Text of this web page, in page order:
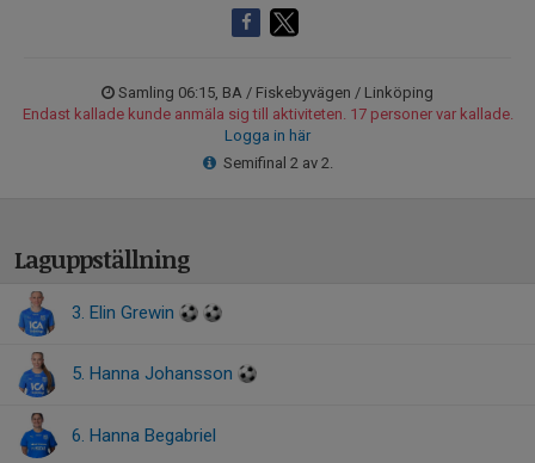
Samling 06:15, BA / Fiskebyvägen / Linköping
Endast kallade kunde anmäla sig till aktiviteten. 17 personer var kallade.
Logga in här
Semifinal 2 av 2.
Laguppställning
3. Elin Grewin
5. Hanna Johansson
6. Hanna Begabriel